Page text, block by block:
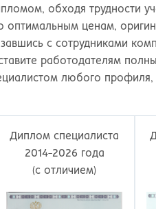
Новгород
обходя трудности
ценам,
с сотрудниками
работодателям
любого
Диплом специалиста
2014-2026 года
(с отличием)